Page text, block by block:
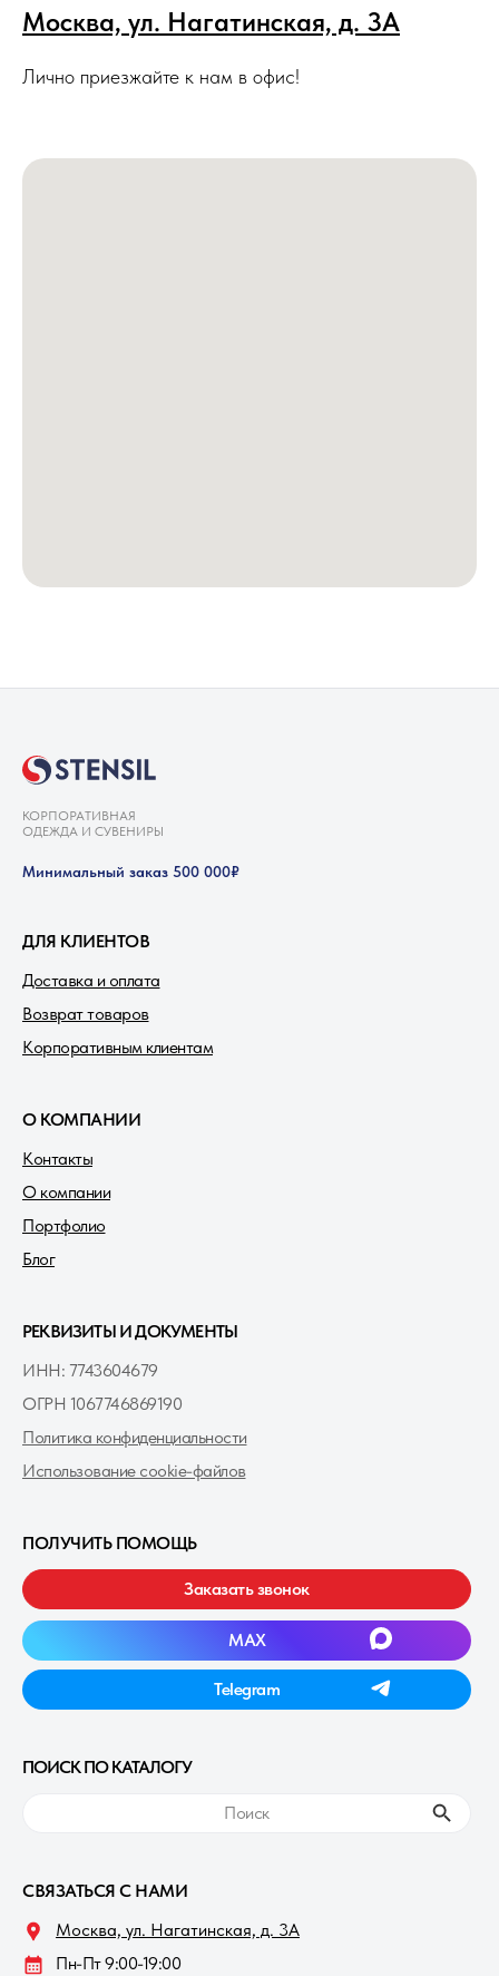
Москва, ул. Нагатинская, д. 3A
Лично приезжайте к нам в офис!
КОРПОРАТИВНАЯ
ОДЕЖДА И СУВЕНИРЫ
Минимальный заказ 500 000₽
Москва, ул. Нагатинская, д. 3A
Пн-Пт 9:00-19:00
Доставка и оплата
ДЛЯ КЛИЕНТОВ
Возврат товаров
Корпоративным клиентам
СВЯЗАТЬСЯ С НАМИ
Заказать звонок
MAXㅤ
ПОЛУЧИТЬ ПОМОЩЬ
ㅤПоискㅤ
ИНН: 7743604679
О КОМПАНИИ
Портфолио
Блог
О компании
Контакты
ОГРН 1067746869190
ПОИСК ПО КАТАЛОГУ
РЕКВИЗИТЫ И ДОКУМЕНТЫ
Политика конфиденциальности
Использование cookie-файлов
Telegramㅤ